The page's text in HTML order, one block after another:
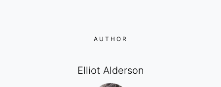
AUTHOR
Elliot Alderson